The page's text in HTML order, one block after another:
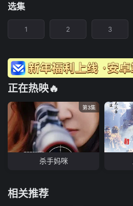
选集
1 2 3
正在热映🔥
第3集
杀手妈咪
相关推荐